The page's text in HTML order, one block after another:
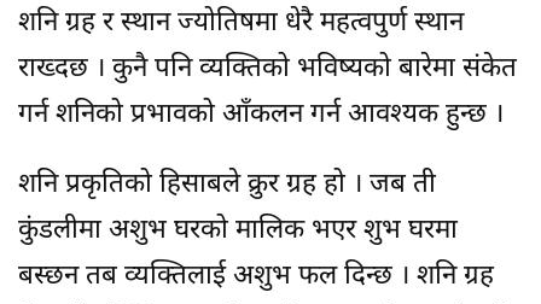
शनि ग्रह र स्थान ज्योतिषमा धेरै महत्वपुर्ण स्थान
राख्दछ । कुनै पनि व्यक्तिको भविष्यको बारेमा संकेत
गर्न शनिको प्रभावको आँकलन गर्न आवश्यक हुन्छ ।
शनि प्रकृतिको हिसाबले क्रुर ग्रह हो । जब ती
कुंडलीमा अशुभ घरको मालिक भएर शुभ घरमा
बस्छन तब व्यक्तिलाई अशुभ फल दिन्छ । शनि ग्रह